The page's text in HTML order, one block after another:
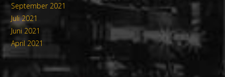
September 2021
Juli 2021
Juni 2021
April 2021